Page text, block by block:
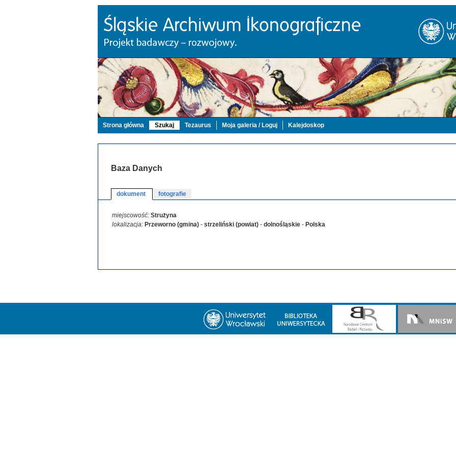
Strona główna Szukaj Tezaurus Moja galeria / Loguj Kalejdoskop
Baza Danych
dokument fotografie
miejscowość: Strużyna
lokalizacja: Przeworno (gmina) - strzeliński (powiat) - dolnośląskie - Polska